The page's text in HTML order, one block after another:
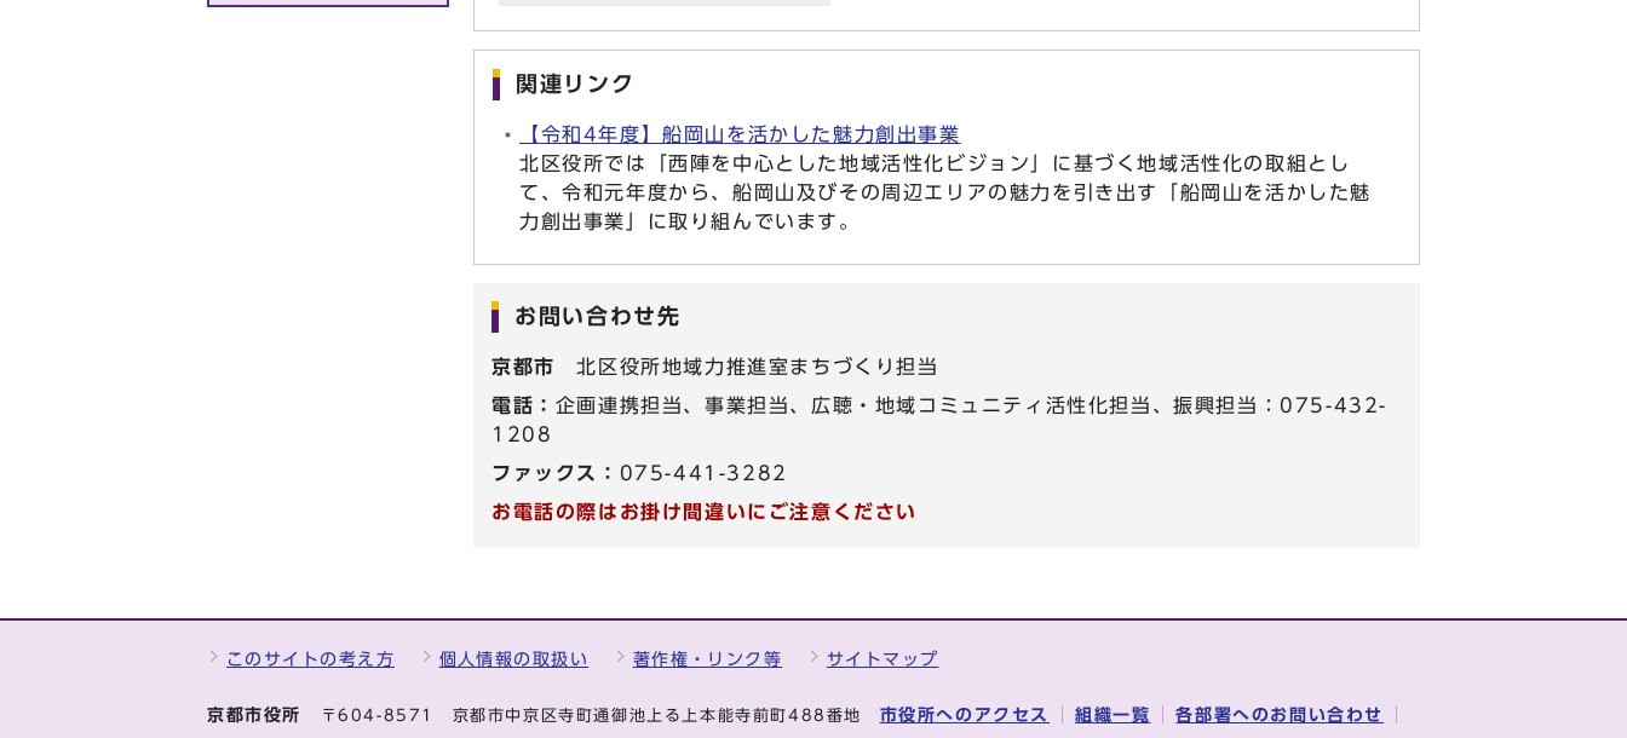
関連リンク
【令和4年度】船岡山を活かした魅力創出事業
北区役所では「西陣を中心とした地域活性化ビジョン」に基づく地域活性化の取組とし
て、令和元年度から、船岡山及びその周辺エリアの魅力を引き出す「船岡山を活かした魅
力創出事業」に取り組んでいます。
お問い合わせ先
京都市
北区役所地域力推進室まちづくり担当
電話： 企画連携担当、事業担当、広聴・地域コミュニティ活性化担当、振興担当：075-432-
1208
ファックス： 075-441-3282
お電話の際はお掛け間違いにご注意ください
このサイトの考え方 個人情報の取扱い 著作権・リンク等 サイトマップ
京都市役所 〒604-8571 京都市中京区寺町通御池上る上本能寺前町488番地 市役所へのアクセス 組織一覧 各部署へのお問い合わせ